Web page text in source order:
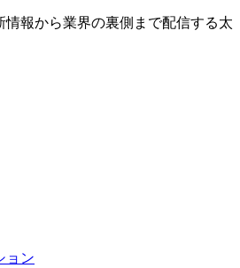
情報から業界の裏側まで配信する太
ョン